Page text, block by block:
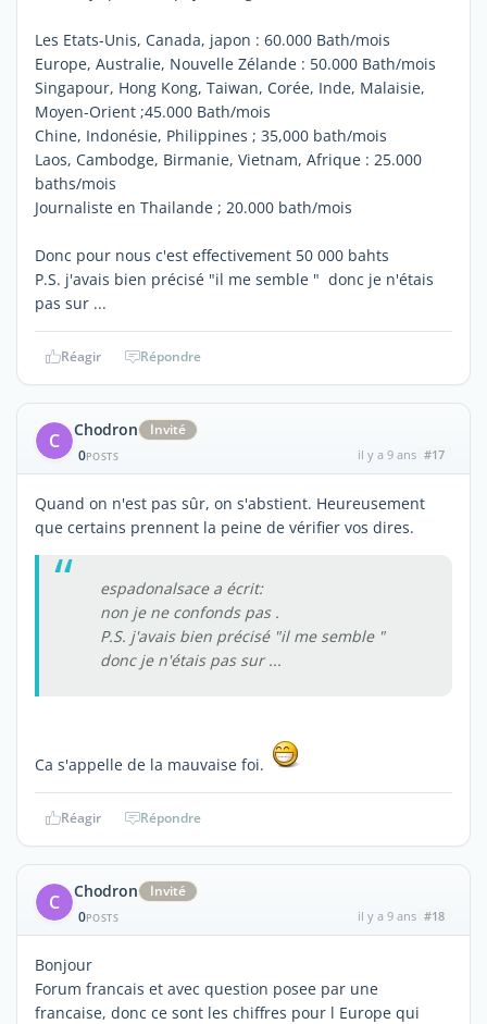
Les Etats-Unis, Canada, japon : 60.000 Bath/mois
Europe, Australie, Nouvelle Zélande : 50.000 Bath/mois
Singapour, Hong Kong, Taiwan, Corée, Inde, Malaisie,
Moyen-Orient ;45.000 Bath/mois
Chine, Indonésie, Philippines ; 35,000 bath/mois
Laos, Cambodge, Birmanie, Vietnam, Afrique : 25.000
baths/mois
Journaliste en Thailande ; 20.000 bath/mois
Donc pour nous c'est effectivement 50 000 bahts
P.S. j'avais bien précisé "il me semble " donc je n'étais
pas sur ...
Réagir Répondre
C Chodron
Invité
0POSTS il y a 9 ans #17
Quand on n'est pas sûr, on s'abstient. Heureusement
que certains prennent la peine de vérifier vos dires.
espadonalsace a écrit:
non je ne confonds pas .
P.S. j'avais bien précisé "il me semble "
donc je n'étais pas sur ...
Ca s'appelle de la mauvaise foi.
Réagir Répondre
C Chodron
Invité
0POSTS il y a 9 ans #18
Bonjour
Forum francais et avec question posee par une
francaise, donc ce sont les chiffres pour l Europe qui